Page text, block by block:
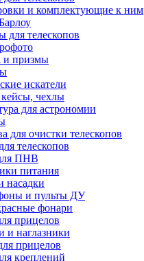
и комплектующие к ним
для телескопов
и призмы
искатели
чехлы
для астрономии
для очистки телескопов
телескопов
ПНВ
питания
насадки
и пульты ДУ
фонари
прицелов
наглазники
прицелов
креплений